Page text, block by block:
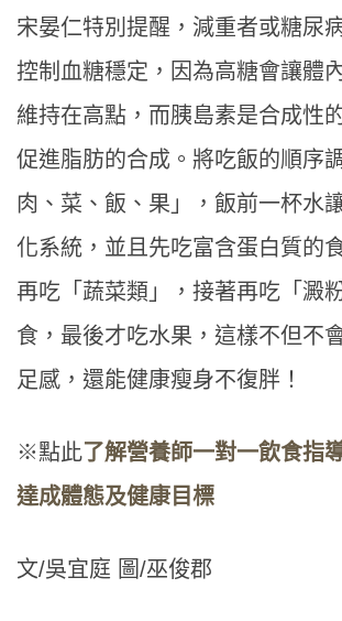
宋晏仁特別提醒，減重者或糖尿
控制血糖穩定，因為高糖會讓體
維持在高點，而胰島素是合成性
促進脂肪的合成。將吃飯的順序
肉、菜、飯、果」，飯前一杯水
化系統，並且先吃富含蛋白質的
再吃「蔬菜類」，接著再吃「澱
食，最後才吃水果，這樣不但不
足感，還能健康瘦身不復胖！
※點此了解營養師一對一飲食指
達成體態及健康目標
文/吳宜庭 圖/巫俊郡